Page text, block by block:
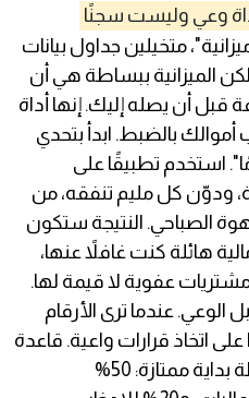
متخيلين جداول بيانات
الميزانية ببساطة هي أن
أن يصله إليك. إنها أداة
أموالك بالضبط. ابدأ بتحدي
لمدة 30 يومًا". استخدم تطبيقًا على
ودوّن كل مليم تنفقه، من
الصباحي. النتيجة ستكون
هائلة كنت غافلاً عنها،
عفوية لا قيمة لها.
عندما ترى الأرقام
اتخاذ قرارات واعية. قاعدة
50/30/20 يمكن أن تكون نقطة بداية ممتازة: 50%